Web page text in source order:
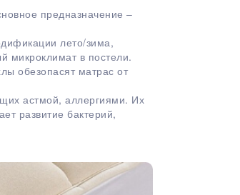
предназначение –
лето/зима,
микроклимат в постели.
обезопасят матрас от
астмой, аллергиями. Их
развитие бактерий,